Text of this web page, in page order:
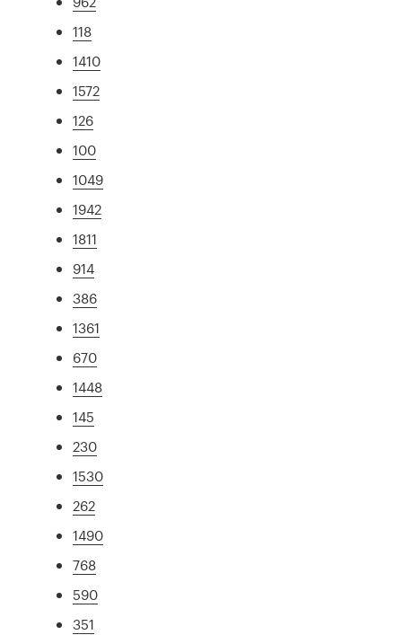
118
1410
1572
126
100
1049
1942
1811
914
386
1361
670
1448
145
230
1530
262
1490
768
590
351